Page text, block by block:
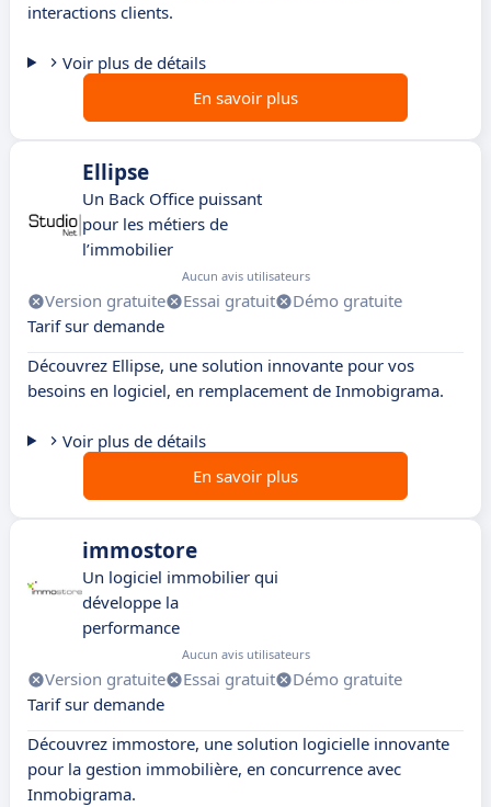
interactions clients.
Voir plus de détails
En savoir plus
Ellipse
Un Back Office puissant
pour les métiers de
l’immobilier
Aucun avis utilisateurs
Version gratuite Essai gratuit
Démo gratuite
Tarif sur demande
Découvrez Ellipse, une solution innovante pour vos
besoins en logiciel, en remplacement de Inmobigrama.
Voir plus de détails
En savoir plus
immostore
Un logiciel immobilier qui
développe la
performance
Aucun avis utilisateurs
Version gratuite Essai gratuit
Démo gratuite
Tarif sur demande
Découvrez immostore, une solution logicielle innovante
pour la gestion immobilière, en concurrence avec
Inmobigrama.